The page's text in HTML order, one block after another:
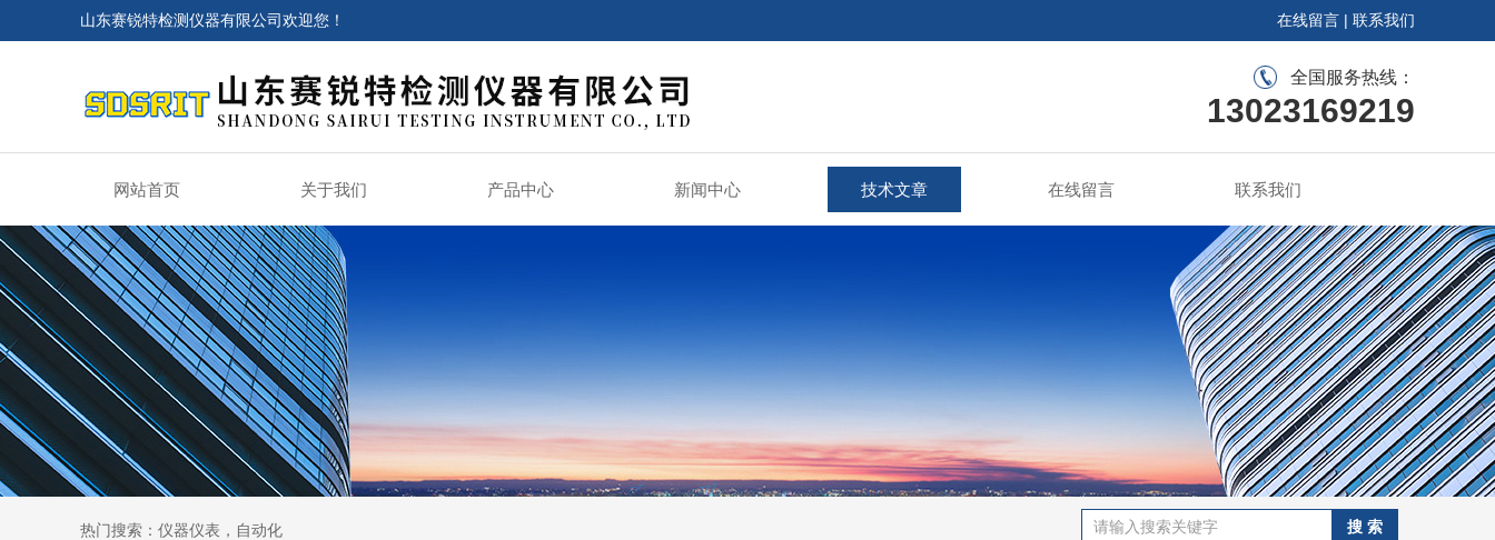
山东赛锐特检测仪器有限公司欢迎您！ 在线留言 | 联系我们
全国服务热线：
13023169219
网站首页 关于我们 产品中心 新闻中心 技术文章 在线留言 联系我们
热门搜索：仪器仪表，自动化